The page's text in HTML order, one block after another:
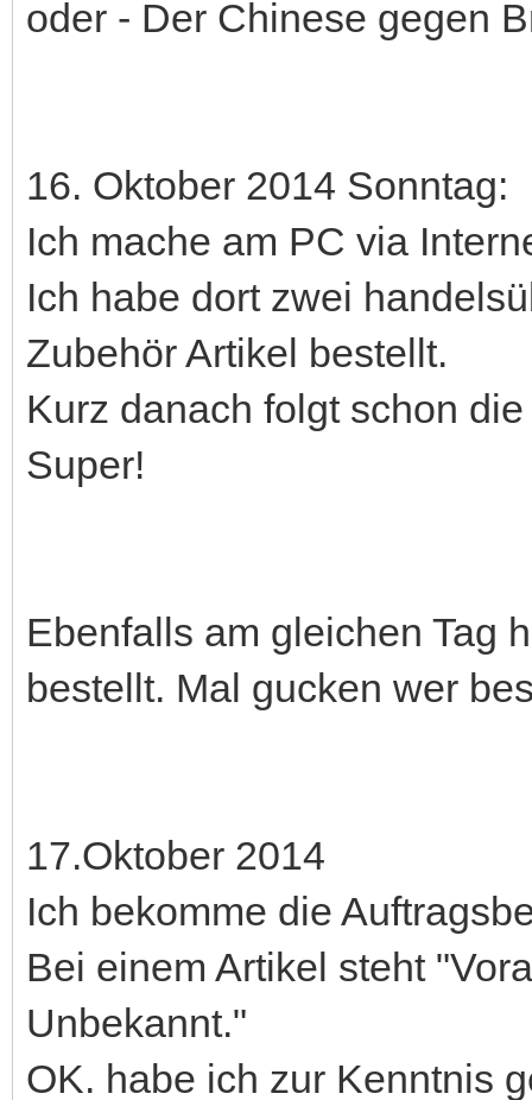
oder - Der Chinese gegen
16. Oktober 2014 Sonntag:
Ich mache am PC via
Ich habe dort zwei
Zubehör Artikel bestellt.
Kurz danach folgt schon
Super!
Ebenfalls am gleichen Tag
bestellt. Mal gucken wer
17.Oktober 2014
Ich bekomme die
Bei einem Artikel steht
Unbekannt."
OK. habe ich zur Kenntnis